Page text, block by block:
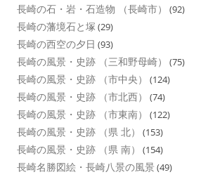
長崎の石・岩・石造物 （長崎市） (92)
長崎の藩境石と塚 (29)
長崎の西空の夕日 (93)
長崎の風景・史跡 （三和野母崎） (75)
長崎の風景・史跡 （市中央） (124)
長崎の風景・史跡 （市北西） (74)
長崎の風景・史跡 （市東南） (122)
長崎の風景・史跡 （県 北） (153)
長崎の風景・史跡 （県 南） (154)
長崎名勝図絵・長崎八景の風景 (49)